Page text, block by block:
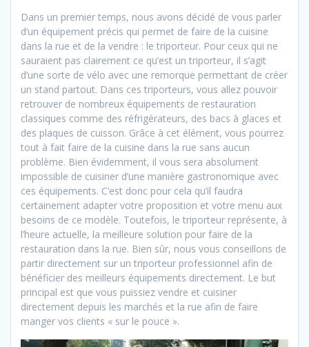
Dans un premier temps, nous avons décidé de vous parler
d’un équipement précis qui permet de faire de la cuisine
dans la rue et de la vendre : le triporteur. Pour ceux qui ne
sauraient pas clairement ce qu’est un triporteur, il s’agit
d’une sorte de vélo avec une remorque permettant de créer
un stand partout. Dans ces triporteurs, vous allez pouvoir
retrouver de nombreux équipements de restauration
classiques comme des réfrigérateurs, des bacs à glaces et
des plaques de cuisson. Grâce à cet élément, vous pourrez
tout à fait faire de la cuisine dans la rue sans aucun
problème. Bien évidemment, il vous sera absolument
impossible de cuisiner d’une manière gastronomique avec
ces équipements. C’est donc pour cela qu’il faudra
certainement adapter votre proposition et votre menu aux
besoins de ce modèle. Toutefois, le triporteur représente, à
l’heure actuelle, la meilleure solution pour faire de la
restauration dans la rue. Bien sûr, nous vous conseillons de
partir directement sur un triporteur professionnel afin de
bénéficier des meilleurs équipements directement. Le but
principal est que vous puissiez vendre et cuisiner
directement depuis les marchés et la rue afin de faire
manger vos clients « sur le pouce ».